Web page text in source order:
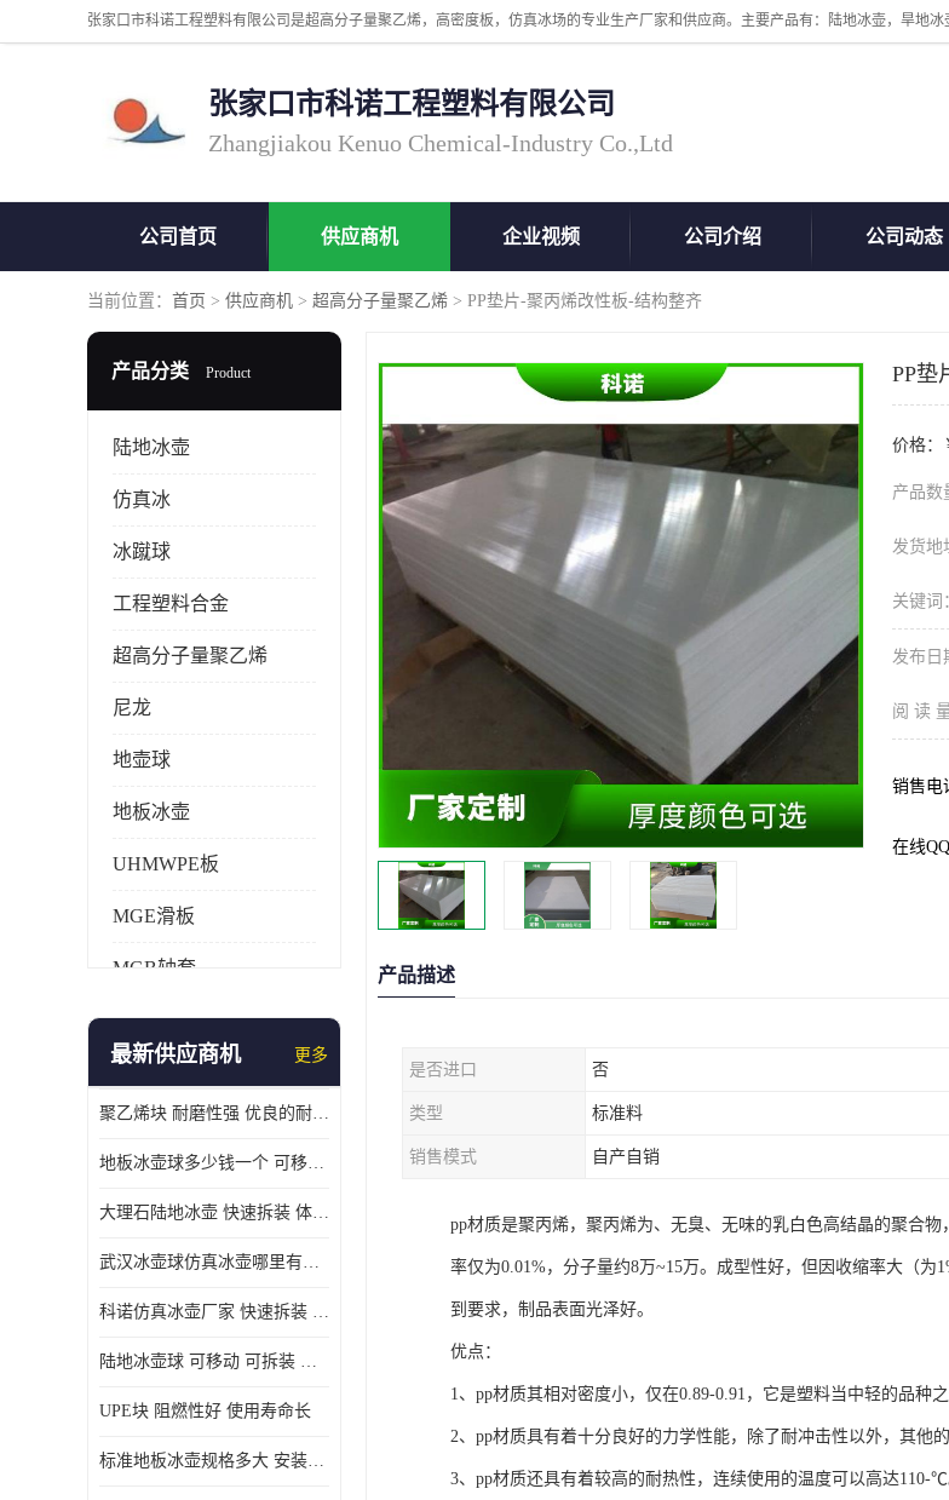
张家口市科诺工程塑料有限公司
Zhangjiakou Kenuo Chemical-Industry Co.,Ltd
公司首页 供应商机 企业视频 公司介绍 公司动态
当前位置： 首页 > 供应商机 > 超高分子量聚乙烯 > PP垫片-聚丙烯改性板-结构整齐
产品分类 Product
陆地冰壶
仿真冰
冰蹴球
工程塑料合金
超高分子量聚乙烯
尼龙
地壶球
地板冰壶
UHMWPE板
MGE滑板
MGB轴套
旱地冰壶
MGA滑板滑块
MGE滑板滑块
最新供应商机 更多
聚乙烯块 耐磨性强 优良的耐低温
地板冰壶球多少钱一个 可移动 可拆装 滑行阻力小
大理石陆地冰壶 快速拆装 体积小 重量轻
武汉冰壶球仿真冰壶哪里有卖 趣味性强 体积小 重量轻
科诺仿真冰壶厂家 快速拆装 不受季节影响
陆地冰壶球 可移动 可拆装 表面具有自润滑功能
UPE块 阻燃性好 使用寿命长
标准地板冰壶规格多大 安装简单 方便携带和存储
PP垫
价格：
产品数
发货地
关键词
发布日
阅 读 量
销售电
在线QQ
产品描述
是否进口 否
类型 标准料
销售模式 自产自销
pp材质是聚丙烯，聚丙烯为、无臭、无味的乳白色高结晶的聚合
率仅为0.01%，分子量约8万~15万。成型性好，但因收缩率大（
到要求，制品表面光泽好。
优点：
1、pp材质其相对密度小，仅在0.89-0.91，它是塑料当中轻的品种之
2、pp材质具有着十分良好的力学性能，除了耐冲击性以外，其他
3、pp材质还具有着较高的耐热性，连续使用的温度可以高达110-℃